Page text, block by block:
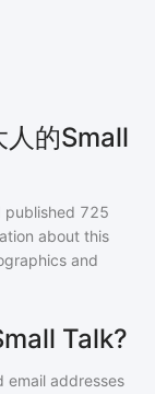
的Small
published 725
about this
and
Talk?
email addresses